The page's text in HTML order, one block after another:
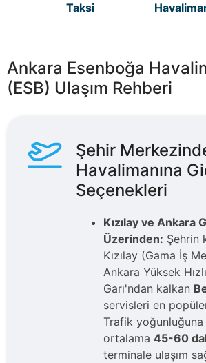
Taksi
Ankara Esenboğa
(ESB) Ulaşım Rehberi
Şehir
Havalimanına
Seçenekleri
Kızılay ve Ankara
Üzerinden: Şehrin
Kızılay (Gama İş
Ankara Yüksek
Garı'ndan kalkan
servisleri en
Trafik yoğunluğuna
ortalama 45-60
terminale ulaşım